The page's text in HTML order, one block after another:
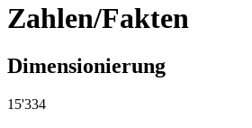
Zahlen/Fakten
Dimensionierung
15'334